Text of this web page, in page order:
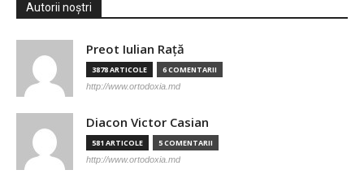
Autorii noștri
Preot Iulian Raţă
3878 ARTICOLE 6 COMENTARII
http://www.ortodoxia.md
Diacon Victor Casian
581 ARTICOLE 5 COMENTARII
http://www.ortodoxia.md